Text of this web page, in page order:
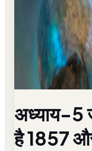
अध्याय-5
है 1857